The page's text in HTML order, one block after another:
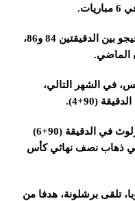
واستقبل برشلونة، هدفين، أمام سيلتا فيجو بين الدقيقتين 84 و86،
في الشهر التالي،
(90+4).
وأمام أتلتيكو مدريد، استقبل هدف سورلوث في الدقيقة (90+6)
في ذهاب نصف نهائي كأس
تلقى برشلونة، هدفا من